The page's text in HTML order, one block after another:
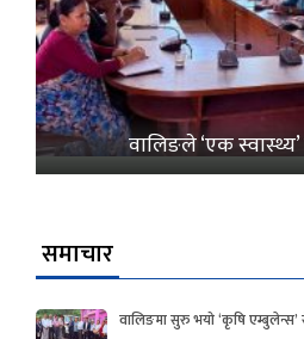
वालिङले ‘एक स्वास्थ्य’
समाचार
वालिङमा सुरु भयो ‘कृषि एम्बुलेन्स’